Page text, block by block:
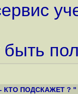
- КТО ПОДСКАЖЕТ ? "